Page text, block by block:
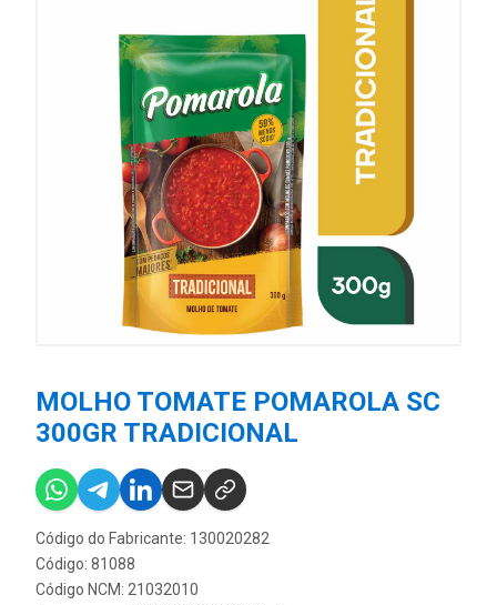
MOLHO TOMATE POMAROLA SC
300GR TRADICIONAL
Código do Fabricante: 130020282
Código: 81088
Código NCM: 21032010